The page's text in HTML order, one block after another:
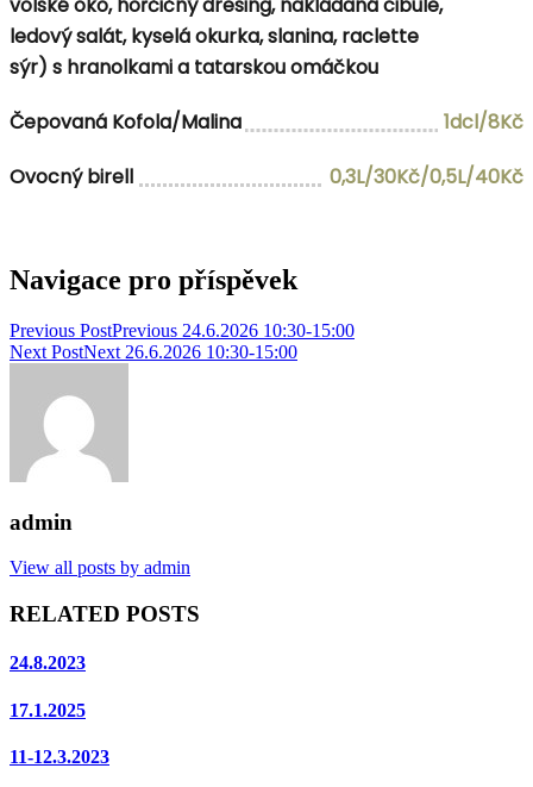
ledový salát, kyselá okurka, slanina, raclette
sýr) s hranolkami a tatarskou omáčkou
Čepovaná Kofola/Malina
1dcl/8Kč
Ovocný birell
0,3L/30Kč/0,5L/40Kč
Navigace pro příspěvek
Previous PostPrevious 24.6.2026 10:30-15:00
Next PostNext 26.6.2026 10:30-15:00
admin
View all posts by admin
RELATED POSTS
24.8.2023
17.1.2025
11-12.3.2023